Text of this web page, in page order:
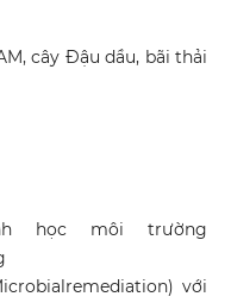
cây Đậu dầu, bãi thải
học môi trường
với